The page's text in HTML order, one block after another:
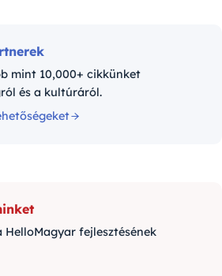
mint 10,000+ cikkünket
és a kultúráról.
HelloMagyar fejlesztésének